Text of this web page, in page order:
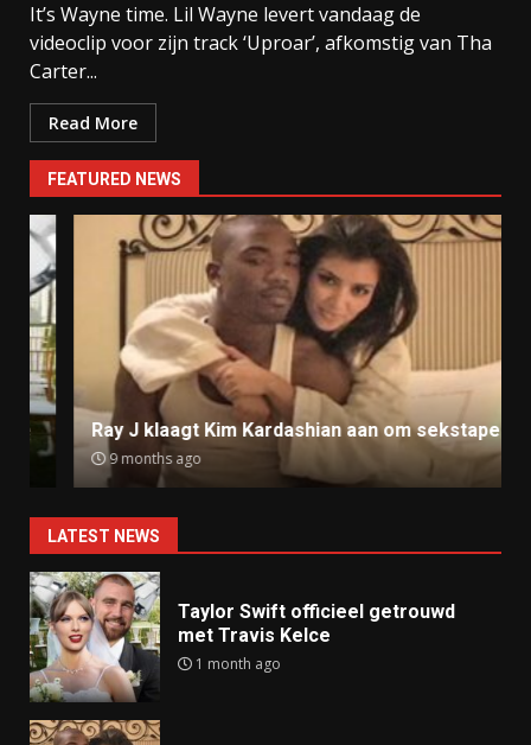
It’s Wayne time. Lil Wayne levert vandaag de
videoclip voor zijn track ‘Uproar’, afkomstig van Tha
Carter...
Read More
FEATURED NEWS
Ray J klaagt Kim Kardashian aan om sekstape
9 months ago
LATEST NEWS
Taylor Swift officieel getrouwd
met Travis Kelce
1 month ago